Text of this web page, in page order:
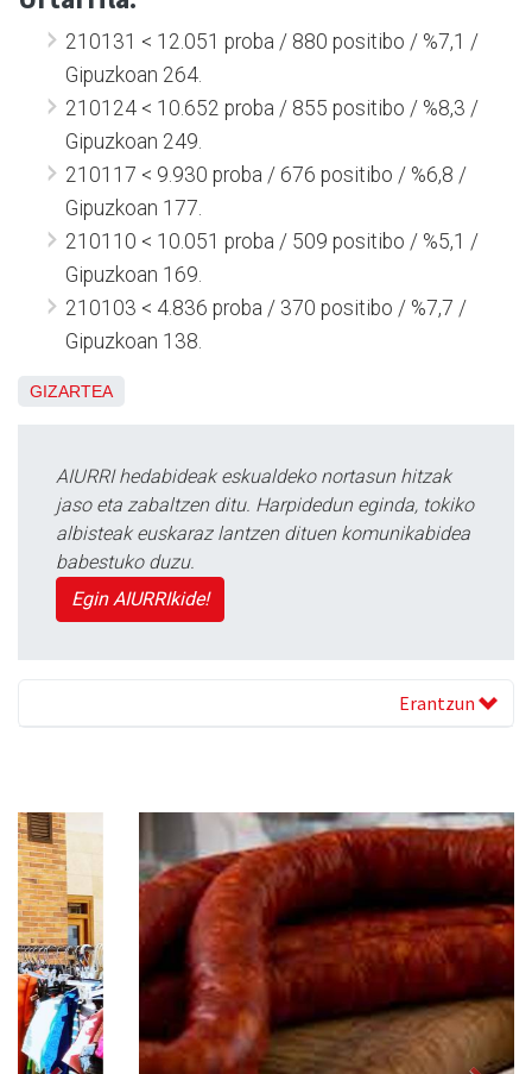
210131 < 12.051 proba / 880 positibo / %7,1 /
Gipuzkoan 264.
210124 < 10.652 proba / 855 positibo / %8,3 /
Gipuzkoan 249.
210117 < 9.930 proba / 676 positibo / %6,8 /
Gipuzkoan 177.
210110 < 10.051 proba / 509 positibo / %5,1 /
Gipuzkoan 169.
210103 < 4.836 proba / 370 positibo / %7,7 /
Gipuzkoan 138.
GIZARTEA
AIURRI hedabideak eskualdeko nortasun hitzak
jaso eta zabaltzen ditu. Harpidedun eginda, tokiko
albisteak euskaraz lantzen dituen komunikabidea
babestuko duzu.
Egin AIURRIkide!
Erantzun